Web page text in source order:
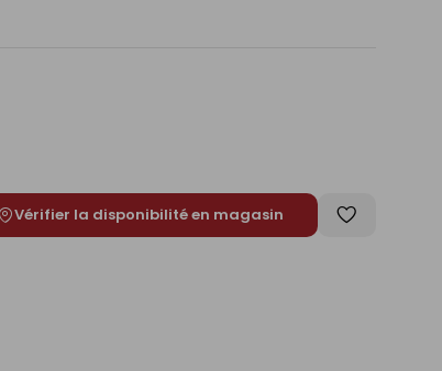
Vérifier la disponibilité en magasin
Enregistrer